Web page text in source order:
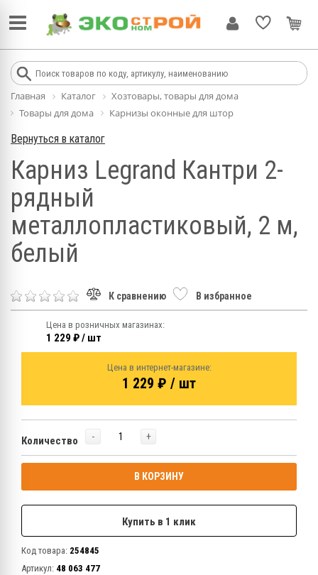
Главная Каталог
Хозтовары, товары для дома
Товары для дома
Карнизы оконные для штор
Вернуться в каталог
Карниз Legrand Кантри 2-
рядный
металлопластиковый, 2 м,
белый
К сравнению В избранное
Цена в розничных магазинах:
1 229 ₽ / шт
Цена в интернет-магазине:
1 229 ₽ / шт
Количество - +
В КОРЗИНУ
Купить в 1 клик
Код товара: 254845
Артикул: 48 063 477